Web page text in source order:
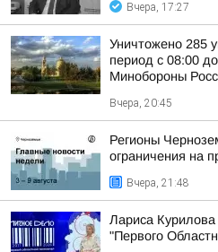
Вчера, 17:27
Уничтожено 285
период с 08:00
Минобороны
Вчера, 20:45
Регионы
ограничения на
Вчера, 21:48
Лариса Курилова
"Первого